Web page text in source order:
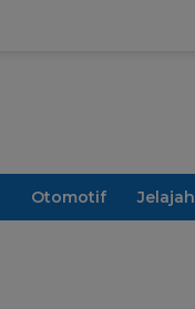
Otomotif Jelajah